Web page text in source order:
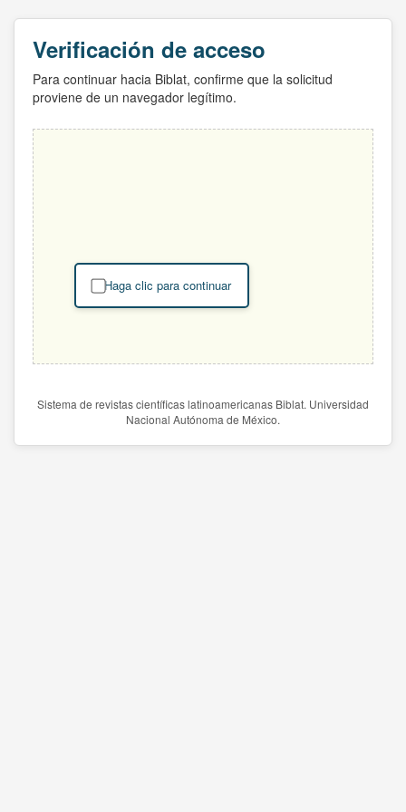
Verificación de acceso
Para continuar hacia Biblat, confirme que la solicitud
proviene de un navegador legítimo.
Haga clic para continuar
Sistema de revistas científicas latinoamericanas Biblat. Universidad
Nacional Autónoma de México.